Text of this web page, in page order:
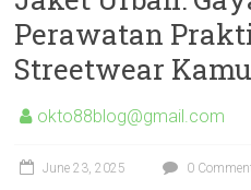
Perawatan
Streetwear
okto88blog@gmail.com
June 23, 2025 0